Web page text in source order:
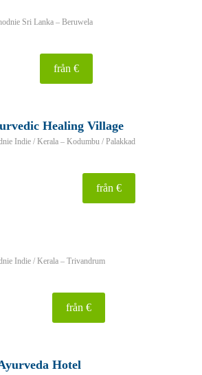
Sri Lanka – Beruwela
från €
Healing Village
Indie / Kerala – Kodumbu / Palakkad
från €
Indie / Kerala – Trivandrum
från €
Hotel